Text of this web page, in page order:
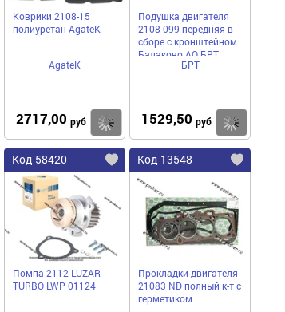
Коврики 2108-15
полиуретан AgateK
AgateK
2717,00 руб Купить
Подушка двигателя
2108-099 передняя в
сборе с кронштейном
Балаково АО БРТ
БРТ
1529,50 руб
Код 58420
Помпа 2112 LUZAR
TURBO LWP 01124
Код 13548
Прокладки двигателя
21083 ND полный к-т с
герметиком